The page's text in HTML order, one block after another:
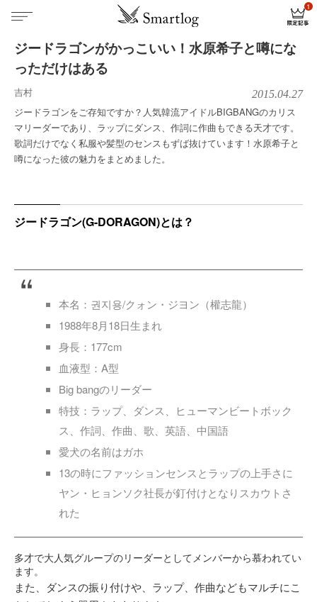
ジードラゴンがかっこいい！水原希子と噂にな
っただけはある
吉村 2015.04.27
ジードラゴンをご存知ですか？人気韓流アイドルBIGBANGのカリス
マリーダーであり、ラップにダンス、作詞に作曲もできる天才です。
歌詞だけでなく私服や髪型のセンスもずば抜けています！水原希子と
噂になった彼の魅力をまとめました。
ジードラゴン(G-DORAGON)とは？
本名：권지용/クォン・ジヨン（權志龍）
1988年8月18日生まれ
身長：177cm
血液型：A型
Big bangのリーダー
特技：ラップ、ダンス、ヒューマンビートボック
ス、作詞、作曲、歌、英語、中国語
愛犬の名前はガホ
13の時にファッションセンスとラップの上手さに
ヤン・ヒョンソク社長が釘付けとなりスカウトさ
れた
多才で大人気グループのリーダーとしてメンバーから慕われてい
ます。
また、ダンスの振り付けや、ラップ、作曲などもマルチにこ